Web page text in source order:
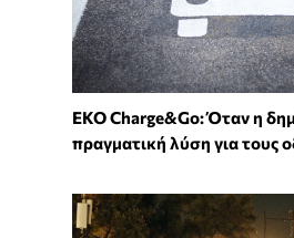
EKO Charge&Go: Όταν η
πραγματική λύση για τους